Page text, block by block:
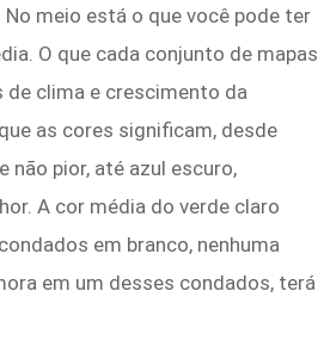
meio está o que você pode ter
O que cada conjunto de mapas
clima e crescimento da
as cores significam, desde
não pior, até azul escuro,
A cor média do verde claro
em branco, nenhuma
em um desses condados, terá